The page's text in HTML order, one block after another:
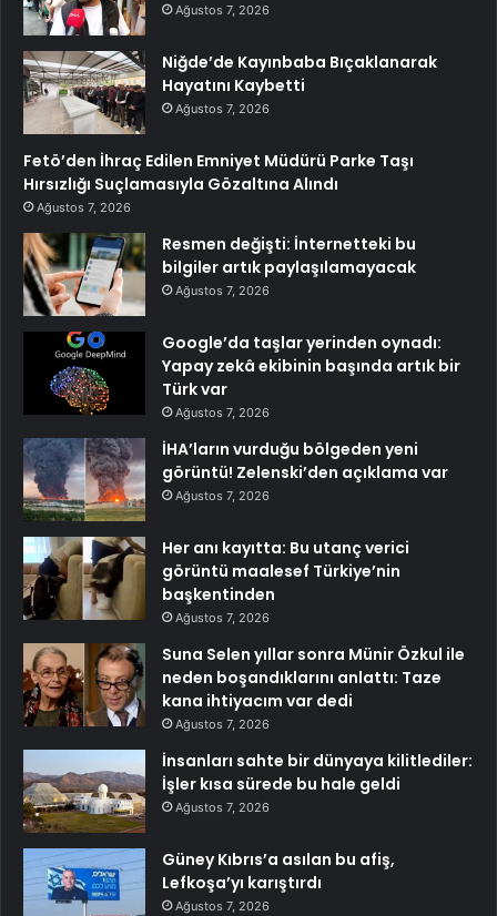
Ağustos 7, 2026
Niğde’de Kayınbaba Bıçaklanarak
Hayatını Kaybetti
Ağustos 7, 2026
Fetö’den İhraç Edilen Emniyet Müdürü Parke Taşı
Hırsızlığı Suçlamasıyla Gözaltına Alındı
Ağustos 7, 2026
Resmen değişti: İnternetteki bu
bilgiler artık paylaşılamayacak
Ağustos 7, 2026
Google’da taşlar yerinden oynadı:
Yapay zekâ ekibinin başında artık bir
Türk var
Ağustos 7, 2026
İHA’ların vurduğu bölgeden yeni
görüntü! Zelenski’den açıklama var
Ağustos 7, 2026
Her anı kayıtta: Bu utanç verici
görüntü maalesef Türkiye’nin
başkentinden
Ağustos 7, 2026
Suna Selen yıllar sonra Münir Özkul ile
neden boşandıklarını anlattı: Taze
kana ihtiyacım var dedi
Ağustos 7, 2026
İnsanları sahte bir dünyaya kilitlediler:
İşler kısa sürede bu hale geldi
Ağustos 7, 2026
Güney Kıbrıs’a asılan bu afiş,
Lefkoşa’yı karıştırdı
Ağustos 7, 2026